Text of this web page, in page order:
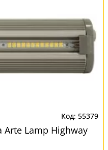
55379
Arte Lamp Highway